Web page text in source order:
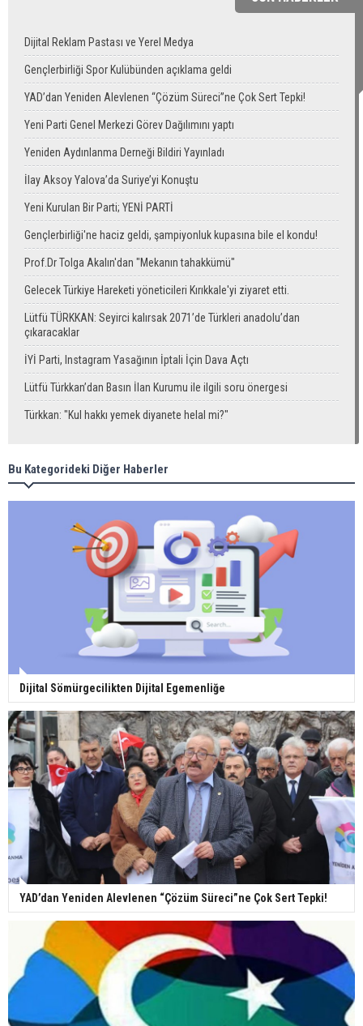
Dijital Reklam Pastası ve Yerel Medya
Gençlerbirliği Spor Kulübünden açıklama geldi
YAD’dan Yeniden Alevlenen “Çözüm Süreci”ne Çok Sert Tepki!
Yeni Parti Genel Merkezi Görev Dağılımını yaptı
Yeniden Aydınlanma Derneği Bildiri Yayınladı
İlay Aksoy Yalova’da Suriye’yi Konuştu
Yeni Kurulan Bir Parti; YENİ PARTİ
Gençlerbirliği'ne haciz geldi, şampiyonluk kupasına bile el kondu!
Prof.Dr Tolga Akalın'dan "Mekanın tahakkümü"
Gelecek Türkiye Hareketi yöneticileri Kırıkkale'yi ziyaret etti.
Lütfü TÜRKKAN: Seyirci kalırsak 2071’de Türkleri anadolu’dan
çıkaracaklar
İYİ Parti, Instagram Yasağının İptali İçin Dava Açtı
Lütfü Türkkan’dan Basın İlan Kurumu ile ilgili soru önergesi
Türkkan: "Kul hakkı yemek diyanete helal mi?"
Bu Kategorideki Diğer Haberler
Dijital Sömürgecilikten Dijital Egemenliğe
YAD’dan Yeniden Alevlenen “Çözüm Süreci”ne Çok Sert Tepki!